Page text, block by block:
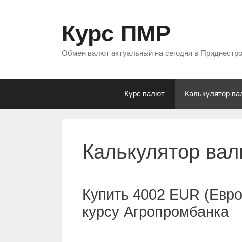
Курс ПМР
Обмен валют актуальный на сегодня в
Курс валют Калькулятор
Калькулятор
Купить 4002 EUR
курсу Агропромбанка